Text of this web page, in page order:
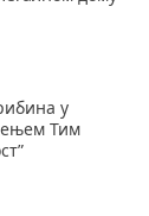
у
Тим